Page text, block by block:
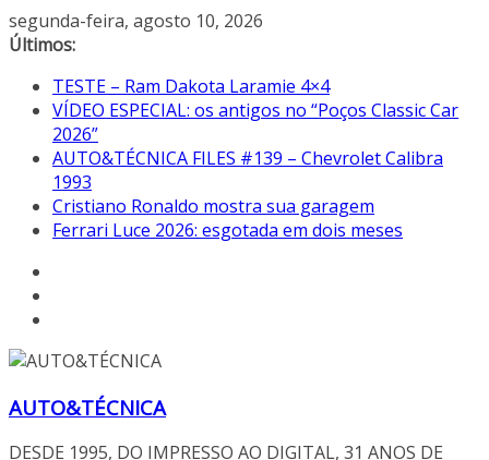
Pular
para
conteúdo
segunda-feira, agosto 10, 2026
Últimos:
TESTE – Ram Dakota Laramie 4×4
VÍDEO ESPECIAL: os antigos no “Poços Classic Car
2026”
AUTO&TÉCNICA FILES #139 – Chevrolet Calibra
1993
Cristiano Ronaldo mostra sua garagem
Ferrari Luce 2026: esgotada em dois meses
AUTO&TÉCNICA
DESDE 1995, DO IMPRESSO AO DIGITAL, 31 ANOS DE